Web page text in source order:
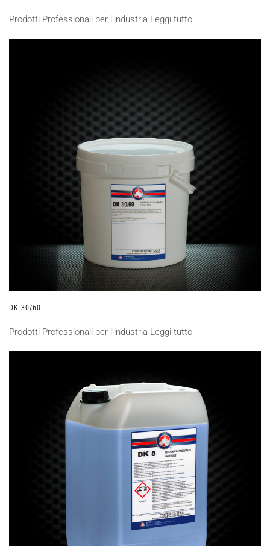
Prodotti Professionali per l'industria Leggi tutto
DK 30/60
Prodotti Professionali per l'industria Leggi tutto